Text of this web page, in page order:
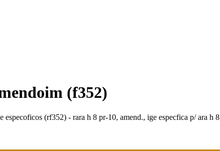
(f352)
especoficos (rf352) - rara h 8 pr-10, amend., ige especfica p/ ara